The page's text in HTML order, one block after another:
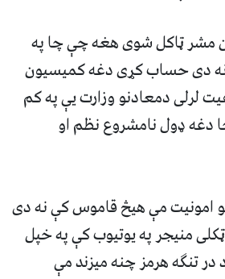
مشر ټاکل شوی هغه چې چا په
دی حساب کړی دغه کمیسیون
لرلی دمعادنو وزارت یې په کم
ډول نامشروع نظم او
امونیت مې هیڅ قاموس کې نه دی
منیجر په یوتیوب کې په خپل
تنګه هرمز چنه میزند مې